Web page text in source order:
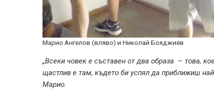
Марио Ангелов (вляво) и Николай Бояджиев
„Всеки човек е съставен от два образа – това,
щастлив е там, където би успял да приближиш
Марио.